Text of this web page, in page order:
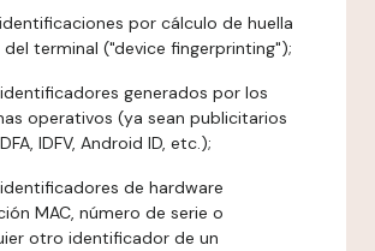
por cálculo de huella
terminal ("device fingerprinting");
generados por los
operativos (ya sean publicitarios
IDFV, Android ID, etc.);
de hardware
MAC, número de serie o
otro identificador de un